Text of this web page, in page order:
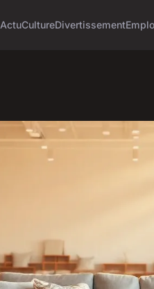
ActuCultureDivertissement